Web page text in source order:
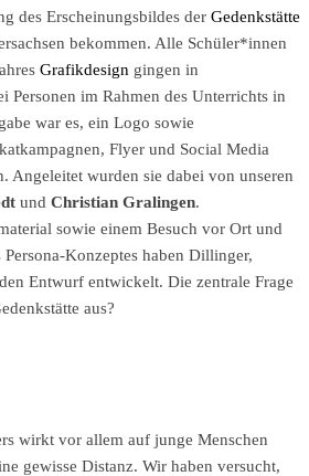
des Erscheinungsbildes der Gedenkstätte
bekommen. Alle Schüler*innen
Grafikdesign gingen in
Personen im Rahmen des Unterrichts in
war es, ein Logo sowie
Flyer und Social Media
Angeleitet wurden sie dabei von unseren
und Christian Gralingen.
sowie einem Besuch vor Ort und
Konzeptes haben Dillinger,
Entwurf entwickelt. Die zentrale Frage
aus?
wirkt vor allem auf junge Menschen
gewisse Distanz. Wir haben versucht,